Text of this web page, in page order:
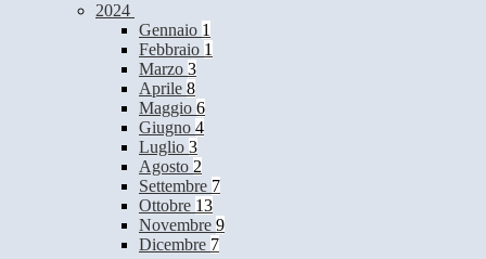
2024
Gennaio 1
Febbraio 1
Marzo 3
Aprile 8
Maggio 6
Giugno 4
Luglio 3
Agosto 2
Settembre 7
Ottobre 13
Novembre 9
Dicembre 7